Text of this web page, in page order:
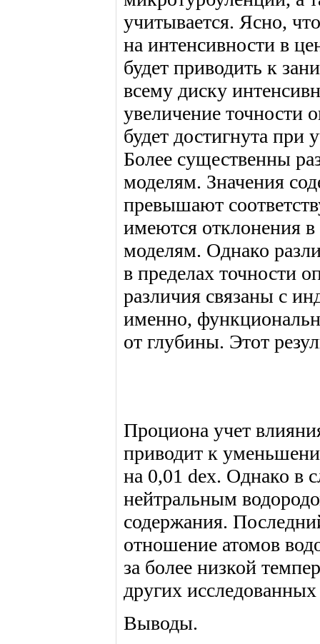
учитывается. Ясно,
на интенсивности в
будет приводить к
всему диску
увеличение точности
будет достигнута при
Более существенны
моделям. Значения
превышают
имеются отклонения
моделям. Однако
в пределах точности
различия связаны с
именно,
от глубины. Этот
Проциона учет
приводит к
на 0,01 dex. Однако в
нейтральным
содержания.
отношение атомов
за более низкой
других
Выводы.